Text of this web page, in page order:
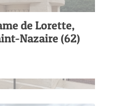
de Lorette,
Nazaire (62)